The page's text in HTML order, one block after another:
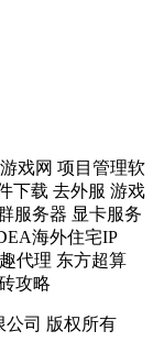
戏网 项目管理软
下载 去外服 游戏
服务器 显卡服务
海外住宅IP
代理 东方超算
攻略
公司 版权所有